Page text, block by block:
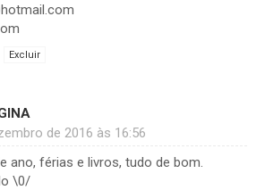
Excluir
de 2016 às 16:56
ano, férias e livros, tudo de bom.
\0/